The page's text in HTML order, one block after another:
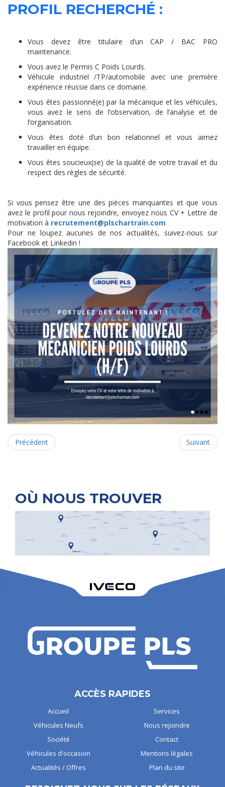
PROFIL RECHERCHÉ :
Vous devez être titulaire d’un CAP / BAC PRO
maintenance.
Vous avez le Permis C Poids Lourds.
Véhicule industriel /TP/automobile avec une première
expérience réussie dans ce domaine.
Vous êtes passionné(e) par la mécanique et les véhicules,
vous avez le sens de l’observation, de l’analyse et de
l’organisation.
Vous êtes doté d’un bon relationnel et vous aimez
travailler en équipe.
Vous êtes soucieux(se) de la qualité de votre travail et du
respect des règles de sécurité.
Si vous pensez être une des pièces manquantes et que vous
avez le profil pour nous rejoindre, envoyez nous CV + Lettre de
motivation à recrutement@plschartrain.com
Pour ne loupez aucunes de nos actualités, suivez-nous sur
Facebook et Linkedin !
Précédent Suivant
OÙ NOUS TROUVER
ACCÈS RAPIDES
Accueil
Véhicules Neufs
Société
Véhicules d'occasion
Actualités / Offres
Services
Nous rejoindre
Contact
Mentions légales
Plan du site